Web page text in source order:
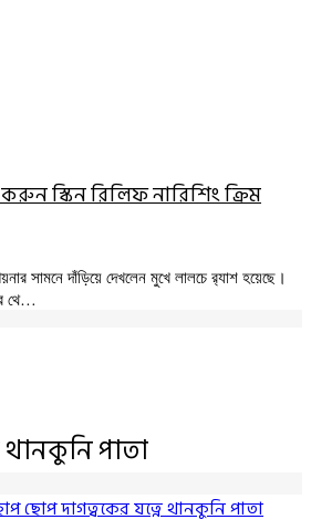
স্কিন রিলিফ নারিশিং ক্রিম
সামনে দাঁড়িয়ে দেখলেন মুখে লালচে র‍্যাশ হয়েছে।
থে…
থানকুনি পাতা
ছোপ দাগত্বকের যত্নে থানকুনি পাতা